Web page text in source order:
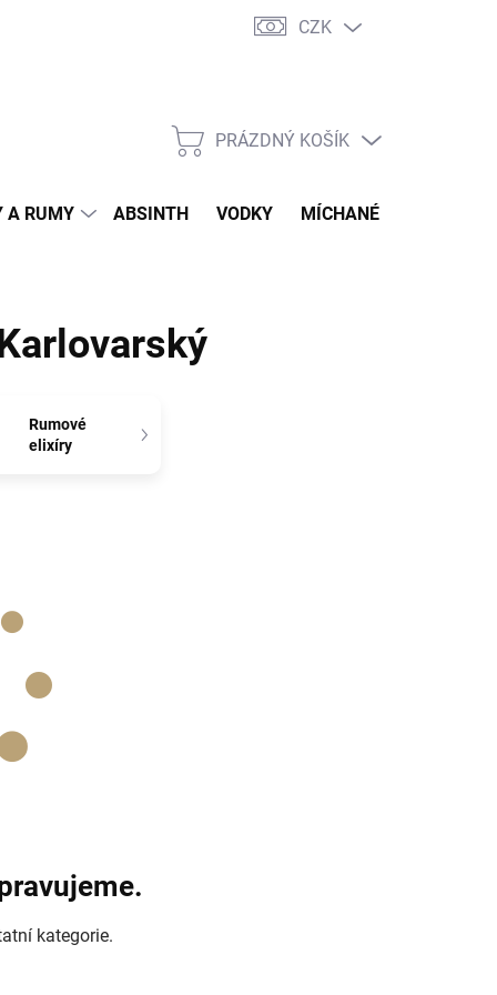
Doprava Jak balíme zásilky
CZK
NÁKUPNÍ
PRÁZDNÝ KOŠÍK
A RUMY ABSINTH VODKY MÍCHANÉ DRINKY
Rumové
elixíry
kategorie.